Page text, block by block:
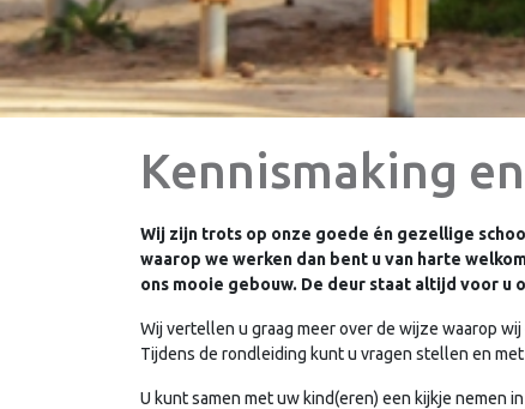
Kennismaking
Wij zijn trots op onze goede én gezellige
waarop we werken dan bent u van harte
ons mooie gebouw. De deur staat altijd voor u
Wij vertellen u graag meer over de wijze waarop
Tijdens de rondleiding kunt u vragen stellen en
U kunt samen met uw kind(eren) een kijkje nemen